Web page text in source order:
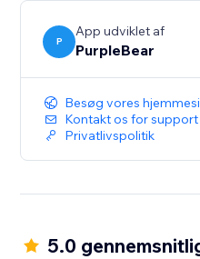
P
App udviklet af
PurpleBear
Besøg vores
Kontakt os for support
Privatlivspolitik
5.0